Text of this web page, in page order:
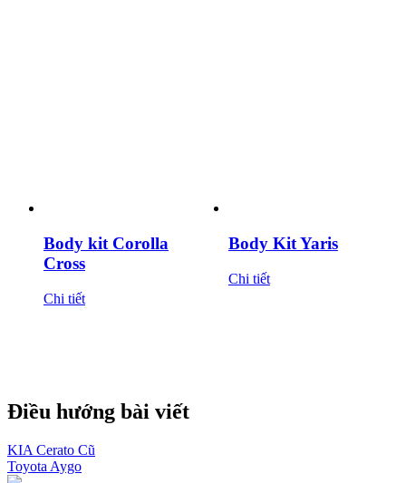
Body kit Corolla
Cross
Chi tiết
Body Kit Yaris
Chi tiết
Điều hướng bài viết
KIA Cerato Cũ
Toyota Aygo